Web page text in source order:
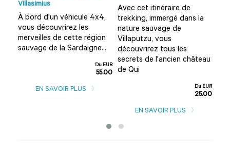
Villasimius
À bord d'un véhicule 4x4,
vous découvrirez les
merveilles de cette région
sauvage de la Sardaigne...
Du EUR
55.00
EN SAVOIR PLUS
Avec cet itinéraire de
trekking, immergé dans la
nature sauvage de
Villaputzu, vous
découvrirez tous les
secrets de l'ancien château
de Qui
Du EUR
25.00
EN SAVOIR PLUS